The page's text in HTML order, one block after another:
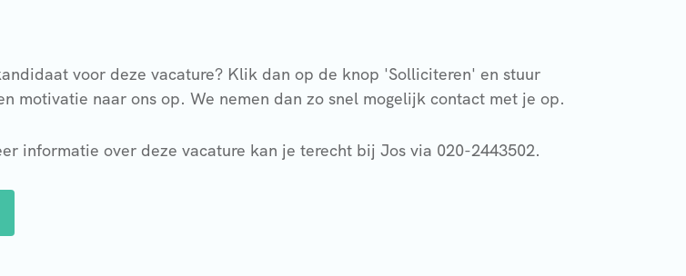
voor deze vacature? Klik dan op de knop 'Solliciteren' en stuur
motivatie naar ons op. We nemen dan zo snel mogelijk contact met je op.
informatie over deze vacature kan je terecht bij Jos via 020-2443502.